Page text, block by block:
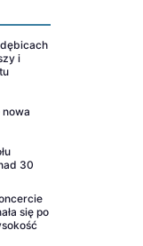
i
30
się po